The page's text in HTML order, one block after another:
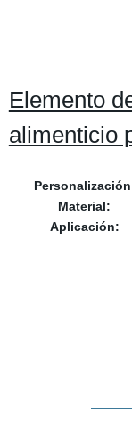
Elemento
alimenticio
Material:
Aplicación: